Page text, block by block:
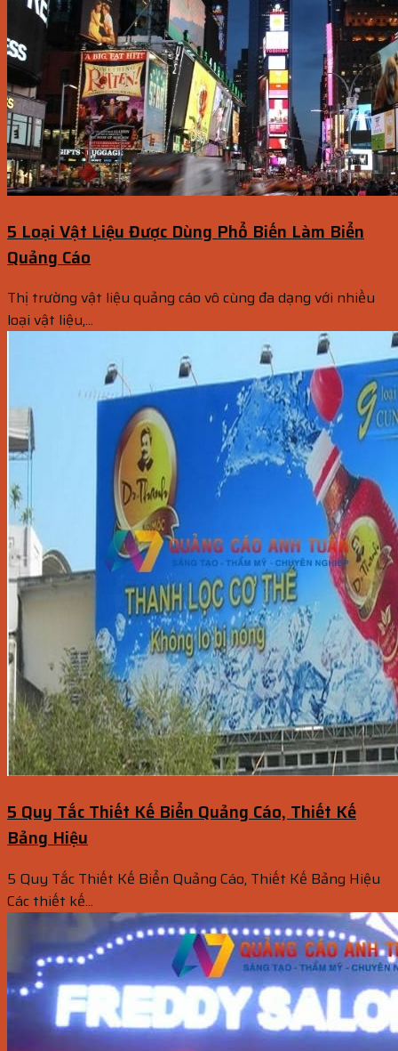
5 Loại Vật Liệu Được Dùng Phổ Biến Làm Biển
Quảng Cáo
Thị trường vật liệu quảng cáo vô cùng đa dạng với nhiều
loại vật liệu,...
5 Quy Tắc Thiết Kế Biển Quảng Cáo, Thiết Kế
Bảng Hiệu
5 Quy Tắc Thiết Kế Biển Quảng Cáo, Thiết Kế Bảng Hiệu
Các thiết kế...